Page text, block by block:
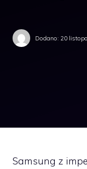
Dodano: 20
Samsung z